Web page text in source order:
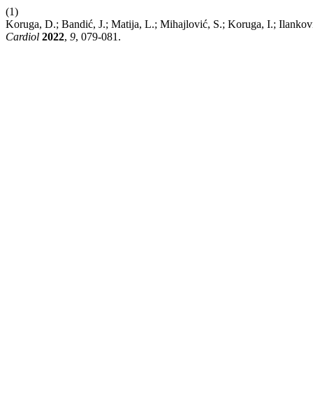
(1)
Koruga, D.; Bandić, J.; Matija, L.; Mihajlović, S.; Koruga, I.;
Cardiol 2022, 9, 079-081.